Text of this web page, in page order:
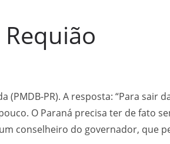
PR). A resposta: “Para sair
O Paraná precisa ter de fato
conselheiro do governador, que